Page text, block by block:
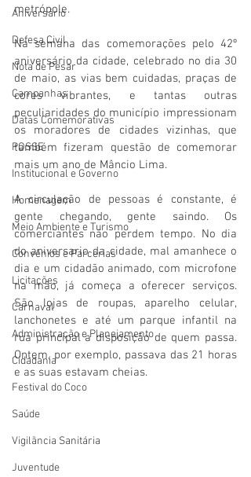
Aniversário
Defesa Civil
Nota de Pesar
Campanhas
Datas Comemorativas
POSSE
Institucional e Governo
Homenagem
Meio Ambiente e Turismo
Convênios e Parcerias
Licitações
Carnaval
Administração e Planejamento
Cidadania
Festival do Coco
Saúde
Vigilãncia Sanitária
Juventude
metrópole.
Na semana das comemorações pelo 42º
aniversário da cidade, celebrado no dia 30
de maio, as vias bem cuidadas, praças de
cores vibrantes, e tantas outras
peculiaridades do município impressionam
os moradores de cidades vizinhas, que
também fizeram questão de comemorar
mais um ano de Mâncio Lima.
A circulação de pessoas é constante, é
gente chegando, gente saindo. Os
comerciantes não perdem tempo. No dia
do aniversario da cidade, mal amanhece o
dia e um cidadão animado, com microfone
na mão, já começa a oferecer serviços.
São lojas de roupas, aparelho celular,
lanchonetes e até um parque infantil na
rua principal a disposição de quem passa.
Ontem, por exemplo, passava das 21 horas
e as suas estavam cheias.